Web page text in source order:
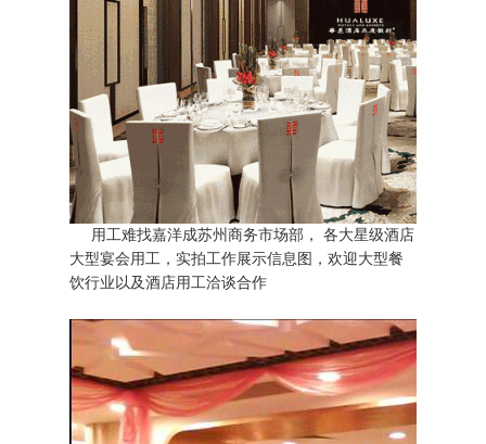
用工难找嘉洋成苏州商务市场部， 各大星级酒店
大型宴会用工，实拍工作展示信息图，欢迎大型餐
饮行业以及酒店用工洽谈合作